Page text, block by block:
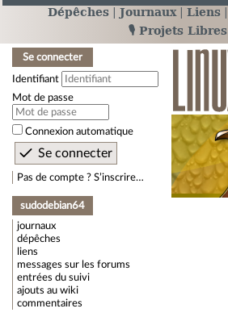
Dépêches Journaux Liens
🎙️ Projets Libres
Se connecter
Identifiant
Mot de passe
Connexion automatique
Pas de compte ? S’inscrire…
sudodebian64
journaux
dépêches
liens
messages sur les forums
entrées du suivi
ajouts au wiki
commentaires